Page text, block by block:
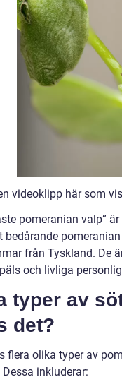
videoklipp här som
pomeranian valp”
bedårande
från Tyskland. De
och livliga
typer av
det?
flera olika typer av
inkluderar: